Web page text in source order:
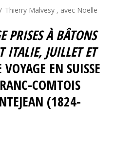
Thierry Malvesy , avec Noëlle
PRISES À BÂTONS
ITALIE, JUILLET ET
EN SUISSE
COMTOIS
(1824-